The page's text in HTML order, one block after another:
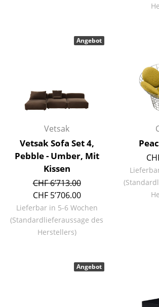
... alle Aufbewahrungsmöbel
Hängeleuchten & Deckenleuchten
Tischleuchten
Schreibtischleuchten
Stehleuchten & Leseleuchten
Bodenleuchten
Outdoor-Leuchten
Vetsak
Vetsak Sofa Set 4,
Pebble - Umber, Mit
Kissen
CHF 6’713.00
CHF 5’706.00
Lieferbar in 5-6 Wochen
(Standardlieferaussage des
Herstellers)
Angebot
Angebot